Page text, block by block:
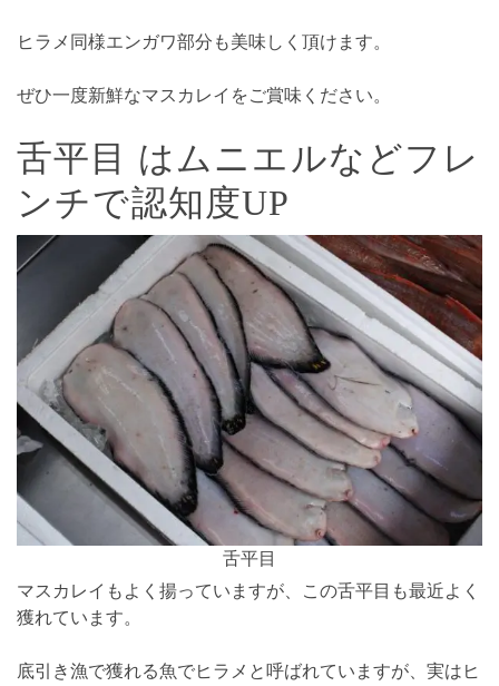
ヒラメ同様エンガワ部分も美味しく頂けます。
ぜひ一度新鮮なマスカレイをご賞味ください。
舌平目 はムニエルなどフレ
ンチで認知度UP
舌平目
マスカレイもよく揚っていますが、この舌平目も最近よく
獲れています。
底引き漁で獲れる魚でヒラメと呼ばれていますが、実はヒ